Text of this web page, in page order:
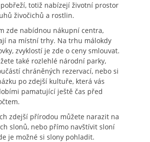
totiž nabízejí životní prostor
živočichů a rostlin.
zde nabídnou nákupní centra,
na místní trhy. Na trhu málokdy
zvyklostí je zde o ceny smlouvat.
také rozlehlé národní parky,
chráněných rezervací, nebo si
po zdejší kultuře, která vás
pamatující ještě čas před
zdejší přírodou můžete narazit na
slonů, nebo přímo navštívit sloní
je možné si slony pohladit.